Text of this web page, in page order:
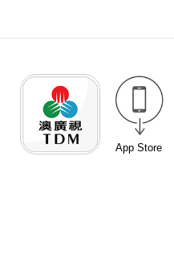
App Store